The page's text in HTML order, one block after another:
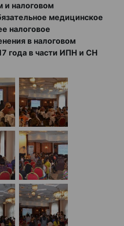
и налоговом
медицинское
налоговое
в налоговом
года в части ИПН и СН